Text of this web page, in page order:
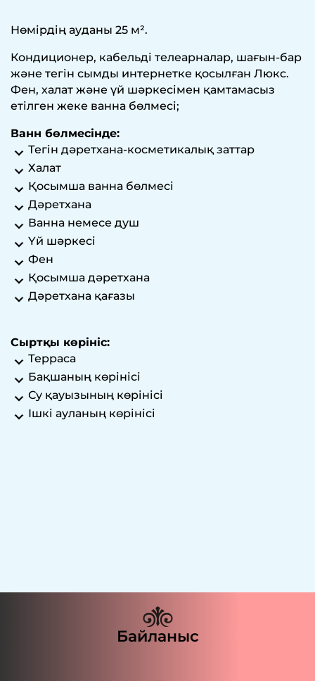
Нөмірдің ауданы 25 м².
Кондиционер, кабельді телеарналар, шағын-бар
және тегін сымды интернетке қосылған Люкс.
Фен, халат және үй шәркесімен қамтамасыз
етілген жеке ванна бөлмесі;
Ванн бөлмесінде:
Тегін дәретхана-косметикалық заттар
Халат
Қосымша ванна бөлмесі
Дәретхана
Ванна немесе душ
Үй шәркесі
Фен
Қосымша дәретхана
Дәретхана қағазы
Сыртқы көрініс:
Терраса
Бақшаның көрінісі
Су қауызының көрінісі
Ішкі ауланың көрінісі
Байланыс